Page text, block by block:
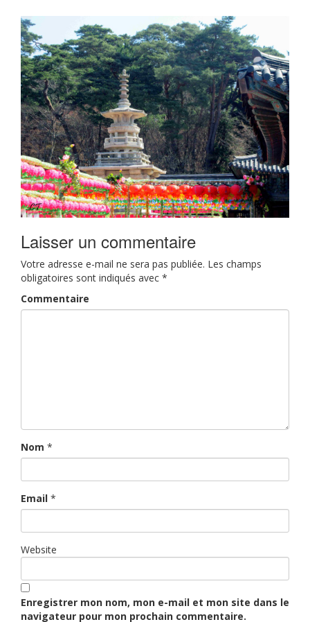
Laisser un commentaire
Votre adresse e-mail ne sera pas publiée. Les champs
obligatoires sont indiqués avec *
Commentaire
Nom *
Email *
Website
Enregistrer mon nom, mon e-mail et mon site dans le
navigateur pour mon prochain commentaire.